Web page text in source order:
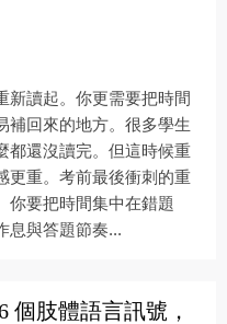
新讀起。你更需要把時間
補回來的地方。很多學生
都還沒讀完。但這時候重
更重。考前最後衝刺的重
你要把時間集中在錯題
息與答題節奏...
個肢體語言訊號，